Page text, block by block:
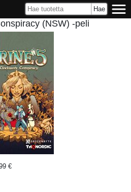
(NSW) -peli
€